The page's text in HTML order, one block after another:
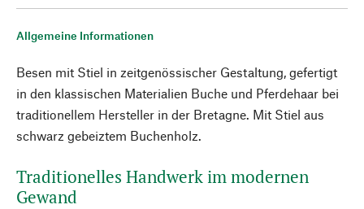
Allgemeine Informationen
Besen mit Stiel in zeitgenössischer Gestaltung, gefertigt
in den klassischen Materialien Buche und Pferdehaar bei
traditionellem Hersteller in der Bretagne. Mit Stiel aus
schwarz gebeiztem Buchenholz.
Traditionelles Handwerk im modernen
Gewand